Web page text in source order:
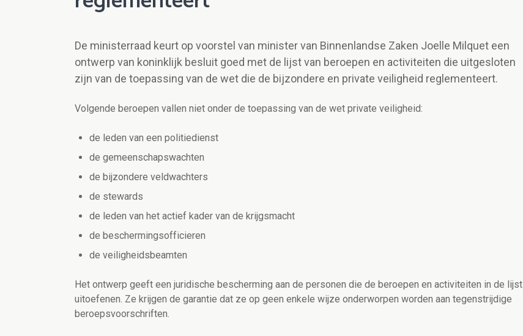
De ministerraad keurt op voorstel van minister van Binnenlandse Zaken Joelle Milquet een
ontwerp van koninklijk besluit goed met de lijst van beroepen en activiteiten die uitgesloten
zijn van de toepassing van de wet die de bijzondere en private veiligheid reglementeert.
Volgende beroepen vallen niet onder de toepassing van de wet private veiligheid:
de leden van een politiedienst
de gemeenschapswachten
de bijzondere veldwachters
de stewards
de leden van het actief kader van de krijgsmacht
de beschermingsofficieren
de veiligheidsbeamten
Het ontwerp geeft een juridische bescherming aan de personen die de beroepen en activiteiten in de lijst
uitoefenen. Ze krijgen de garantie dat ze op geen enkele wijze onderworpen worden aan tegenstrijdige
beroepsvoorschriften.